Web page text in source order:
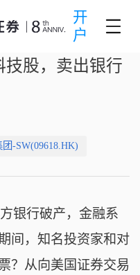
开
户
技股，卖出银行
团-SW(09618.HK)
银行破产，金融系
间，知名投资家和对
？从向美国证券交易